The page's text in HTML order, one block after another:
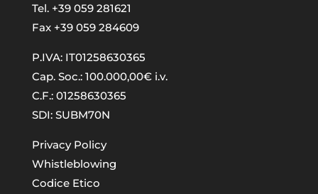
Tel. +39 059 281621
Fax +39 059 284609
P.IVA: IT01258630365
Cap. Soc.: 100.000,00€ i.v.
C.F.: 01258630365
SDI: SUBM70N
Privacy Policy
Whistleblowing
Codice Etico